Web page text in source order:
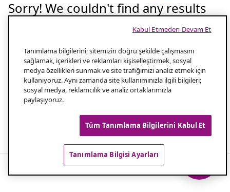
Sorry! We couldn't find any results
Tekrar deneyelim
1.0 Aramanızın yazılışını kontrol edin
2.0 Aramanız için daha az kelime kullanın
Popüler aramalar
Tanımlama bilgilerini; sitemizin doğru şekilde çalışmasını
sağlamak, içerikleri ve reklamları kişiselleştirmek, sosyal
medya özellikleri sunmak ve site trafiğimizi analiz etmek için
kullanıyoruz. Aynı zamanda site kullanımınızla ilgili bilgileri;
sosyal medya, reklamcılık ve analiz ortaklarımızla
paylaşıyoruz.
Tüm Tanımlama Bilgilerini Kabul Et
Tanımlama Bilgisi Ayarları
Kabul Etmeden Devam Et